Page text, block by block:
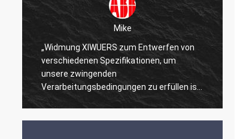
Mike
„Widmung XIWUERS zum Entwerfen von
verschiedenen Spezifikationen, um
unsere zwingenden
Verarbeitungsbedingungen zu erfüllen ist
ein Testament zu unseren Jahren der